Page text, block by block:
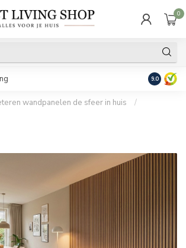
0
Achteraf
9.0
wandpanelen de sfeer in huis
/